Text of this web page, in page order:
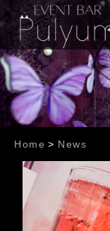
Home > News